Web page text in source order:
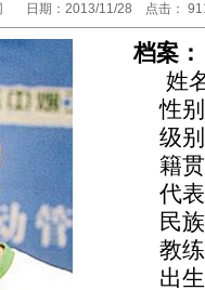
日期：2013/11/28 点击：
档案：
姓名
性别
级别
籍贯
代表
民族
教练
出生